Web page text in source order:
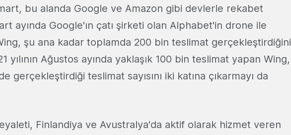
bu alanda Google ve Amazon gibi devlerle rekabet
ayında Google'ın çatı şirketi olan Alphabet'in drone ile
şu ana kadar toplamda 200 bin teslimat gerçekleştirdiğini
yılının Ağustos ayında yaklaşık 100 bin teslimat yapan Wing,
gerçekleştirdiği teslimat sayısını iki katına çıkarmayı da
Finlandiya ve Avustralya'da aktif olarak hizmet veren